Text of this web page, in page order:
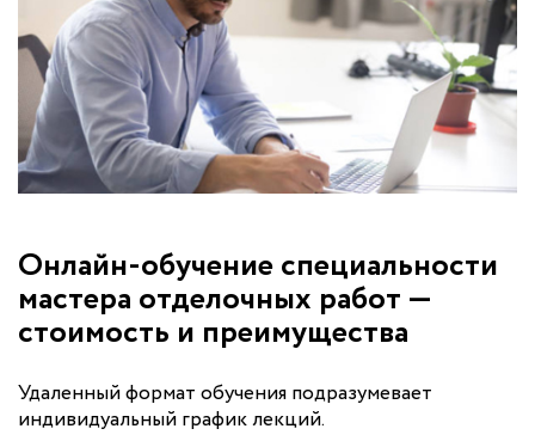
Онлайн-обучение специальности
мастера отделочных работ —
стоимость и преимущества
Удаленный формат обучения подразумевает
индивидуальный график лекций.